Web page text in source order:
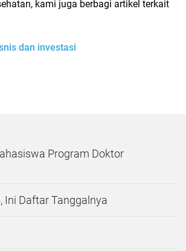
kami juga berbagi artikel terkait
dan investasi
Program Doktor
Ini Daftar Tanggalnya